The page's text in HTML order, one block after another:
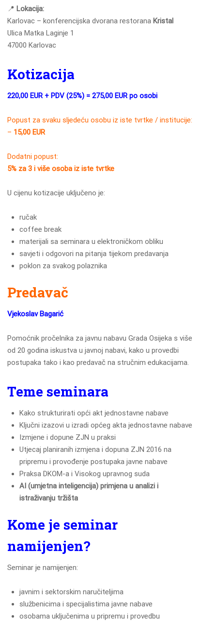
📍 Lokacija:
Karlovac – konferencijska dvorana restorana Kristal
Ulica Matka Laginje 1
47000 Karlovac
Kotizacija
220,00 EUR + PDV (25%) = 275,00 EUR po osobi
Popust za svaku sljedeću osobu iz iste tvrtke / institucije:
– 15,00 EUR
Dodatni popust:
5% za 3 i više osoba iz iste tvrtke
U cijenu kotizacije uključeno je:
ručak
coffee break
materijali sa seminara u elektroničkom obliku
savjeti i odgovori na pitanja tijekom predavanja
poklon za svakog polaznika
Predavač
Vjekoslav Bagarić
Pomoćnik pročelnika za javnu nabavu Grada Osijeka s više
od 20 godina iskustva u javnoj nabavi, kako u provedbi
postupaka tako i kao predavač na stručnim edukacijama.
Teme seminara
Kako strukturirati opći akt jednostavne nabave
Ključni izazovi u izradi općeg akta jednostavne nabave
Izmjene i dopune ZJN u praksi
Utjecaj planiranih izmjena i dopuna ZJN 2016 na
pripremu i provođenje postupaka javne nabave
Praksa DKOM-a i Visokog upravnog suda
AI (umjetna inteligencija) primjena u analizi i
istraživanju tržišta
Kome je seminar
namijenjen?
Seminar je namijenjen:
javnim i sektorskim naručiteljima
službenicima i specijalistima javne nabave
osobama uključenima u pripremu i provedbu